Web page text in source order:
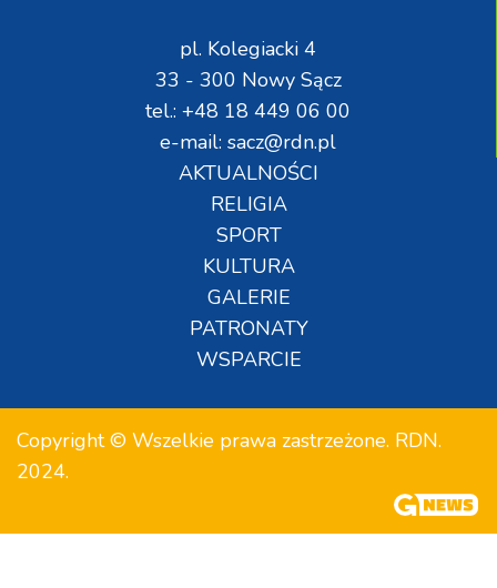
pl. Kolegiacki 4
33 - 300 Nowy Sącz
tel.: +48 18 449 06 00
e-mail: sacz@rdn.pl
AKTUALNOŚCI
RELIGIA
SPORT
KULTURA
GALERIE
PATRONATY
WSPARCIE
Copyright © Wszelkie prawa zastrzeżone. RDN.
2024.